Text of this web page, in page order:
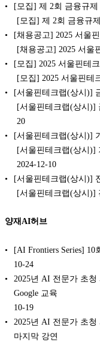
[모집] 제 2회 금융규
[모집] 제 2회 금융규
[채용공고] 2025 서울
[채용공고] 2025 서울
[모집] 2025 서울핀테
[모집] 2025 서울핀테
[서울핀테크랩(상시)]
[서울핀테크랩(상시)]
20
[서울핀테크랩(상시)]
[서울핀테크랩(상시)]
2024-12-10
[서울핀테크랩(상시)]
[서울핀테크랩(상시)]
양재AI허브
[AI Frontiers Series]
10-24
2025년 AI 전문가 초청
Google 교육
10-19
2025년 AI 전문가 초청
마지막 강연